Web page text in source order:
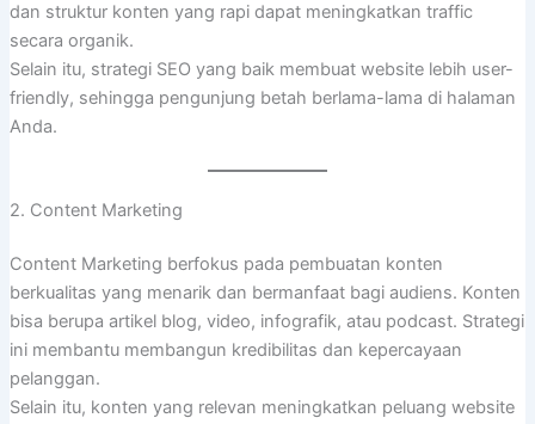
dan struktur konten yang rapi dapat meningkatkan traffic
secara organik.
Selain itu, strategi SEO yang baik membuat website lebih user-
friendly, sehingga pengunjung betah berlama-lama di halaman
Anda.
2. Content Marketing
Content Marketing berfokus pada pembuatan konten
berkualitas yang menarik dan bermanfaat bagi audiens. Konten
bisa berupa artikel blog, video, infografik, atau podcast. Strategi
ini membantu membangun kredibilitas dan kepercayaan
pelanggan.
Selain itu, konten yang relevan meningkatkan peluang website